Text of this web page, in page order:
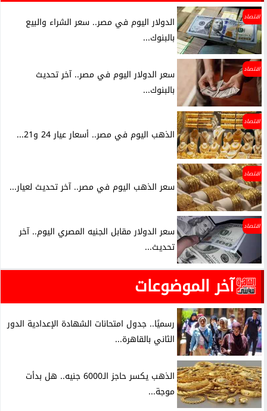
اقتصاد
الدولار اليوم في مصر.. سعر الشراء والبيع
بالبنوك...
اقتصاد
سعر الدولار اليوم في مصر.. آخر تحديث
بالبنوك...
اقتصاد
الذهب اليوم في مصر.. أسعار عيار 24 و21...
اقتصاد
سعر الذهب اليوم في مصر.. آخر تحديث لعيار...
اقتصاد
سعر الدولار مقابل الجنيه المصري اليوم.. آخر
تحديث...
آخر الموضوعات
رسميًا.. جدول امتحانات الشهادة الإعدادية الدور
الثاني بالقاهرة...
الذهب يكسر حاجز الـ6000 جنيه.. هل بدأت
موجة...